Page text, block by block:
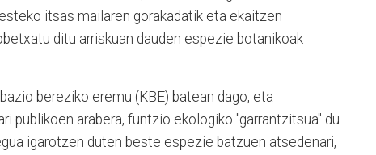
itsas mailaren gorakadatik eta ekaitzen
ditu arriskuan dauden espezie botanikoak
bereziko eremu (KBE) batean dago, eta
publikoen arabera, funtzio ekologiko "garrantzitsua" du
igarotzen duten beste espezie batzuen atsedenari,